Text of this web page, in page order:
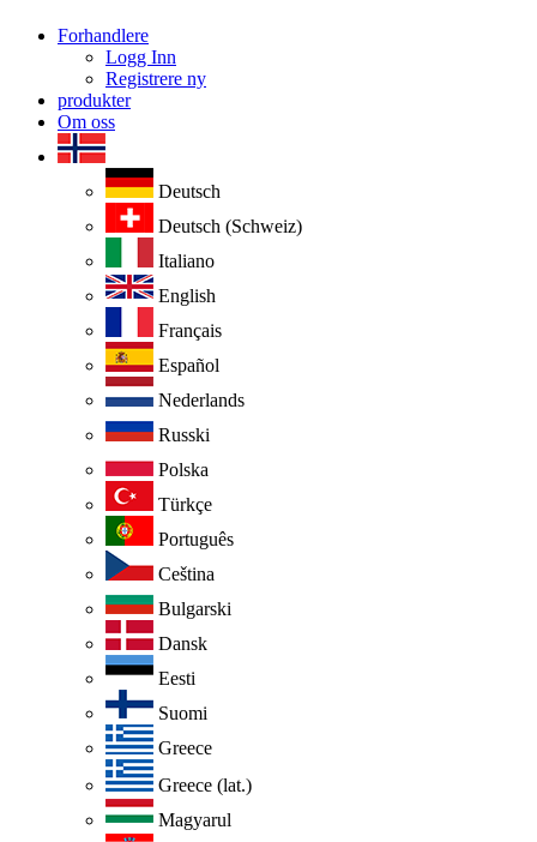
Forhandlere
Logg Inn
Registrere ny
produkter
Om oss
Deutsch
Deutsch (Schweiz)
Italiano
English
Français
Español
Nederlands
Russki
Polska
Türkçe
Português
Ceština
Bulgarski
Dansk
Eesti
Suomi
Greece
Greece (lat.)
Magyarul